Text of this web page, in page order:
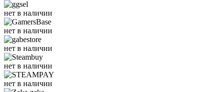
нет в наличии
нет в наличии
нет в наличии
нет в наличии
нет в наличии